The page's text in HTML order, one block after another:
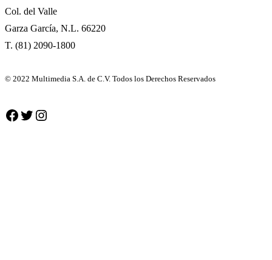
Col. del Valle
Garza García, N.L. 66220
T. (81) 2090-1800
© 2022 Multimedia S.A. de C.V. Todos los Derechos Reservados
Facebook Twitter Instagram